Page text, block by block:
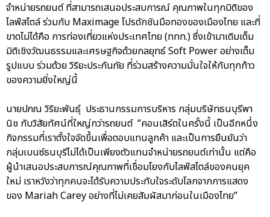
จำหน่ายรถยนต์ ที่สามารถเสนอประสบการณ์ คุณภาพในทุกมิติของ
ไลฟ์สไตล์ ร่วมกับ Maximage โปรดักชันมือทองของเมืองไทย และที่
ขาดไม่ได้คือ การท่องเที่ยวแห่งประเทศไทย (ททท.) ซึ่งเข้ามาเติมเต็ม
มิติเชิงวัฒนธรรมและเศรษฐกิจด้วยกลยุทธ์ Soft Power อย่างเต็ม
รูปแบบ ร่วมด้วย วิริยะประกันภัย ที่ร่วมสร้างความมั่นใจให้กับทุกก้าว
ของความยิ่งใหญ่นี้
นายปภณ วิริยะพันธุ์ ประธานกรรมการบริหาร กลุ่มบริษัทธนบุรีพา
นิช กับวิสัยทัศน์ที่ใหญ่กว่ารถยนต์ “คอนเสิร์ตในครั้งนี้ เป็นอีกหนึ่ง
กิจกรรมที่เราตั้งใจจัดขึ้นเพื่อตอบแทนลูกค้า และเป็นการยืนยันว่า
กลุ่มเบนซ์ธนบุรีไม่ได้เป็นเพียงตัวแทนจำหน่ายรถยนต์เท่านั้น แต่คือ
ผู้นำเสนอประสบการณ์คุณภาพที่เชื่อมโยงกับไลฟ์สไตล์ของคนยุค
ใหม่ เราหวังว่าทุกคนจะได้รับความประทับใจระดับโลกจากการแสดง
ของ Mariah Carey อย่างที่ไม่เคยสัมผัสมาก่อนในเมืองไทย”